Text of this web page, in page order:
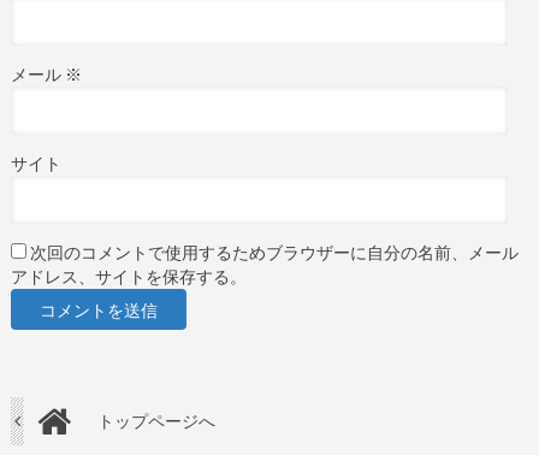
メール ※
サイト
次回のコメントで使用するためブラウザーに自分の名前、メール
アドレス、サイトを保存する。
トップページへ